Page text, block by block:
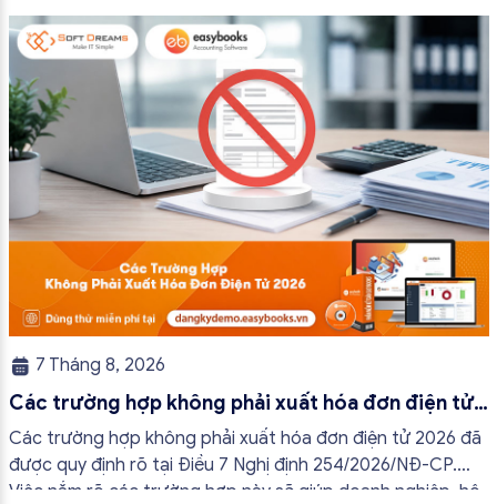
7 Tháng 8, 2026
Các trường hợp không phải xuất hóa đơn điện tử
2026
Các trường hợp không phải xuất hóa đơn điện tử 2026 đã
được quy định rõ tại Điều 7 Nghị định 254/2026/NĐ-CP.
Việc nắm rõ các trường hợp này sẽ giúp doanh nghiệp, hộ